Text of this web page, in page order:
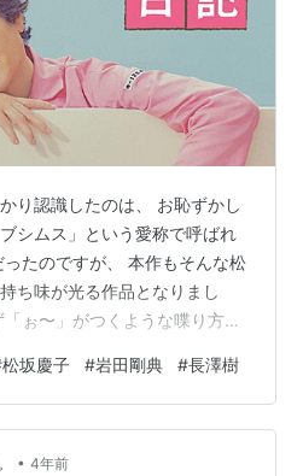
り認識したのは、 お恥ずかし
シムス」という愛称で呼ばれ
たのですが、 本作もそんな松
ち味が光る作品となりまし
ぉ〜」がつくような喋り方の
んでそんな喋り方にさせたん
て。 見ていくごとに、それ
あるために、 刑務所でお世話
ど過酷な状況に立たされてい
松坂慶子 #岩田剛典 #長澤樹
• 4年前